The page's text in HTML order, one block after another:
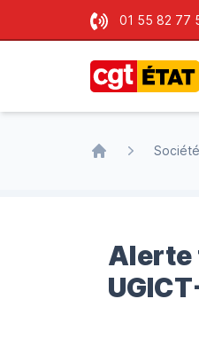
01 55 82 77
Société
Alerte